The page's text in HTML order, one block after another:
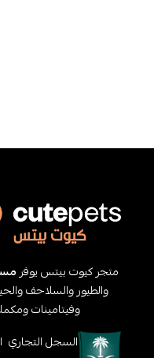
متجر كيوت بيتس يوفر
والطيور والسلاحف
وفيتامينات
السجل التجاري